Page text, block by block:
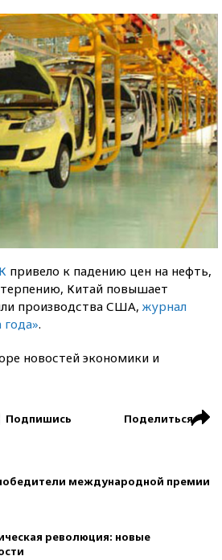
привело к падению цен на нефть,
Китай повышает
производства США, журнал
года».
новостей экономики и
Подпишись Поделиться
международной премии
революция: новые